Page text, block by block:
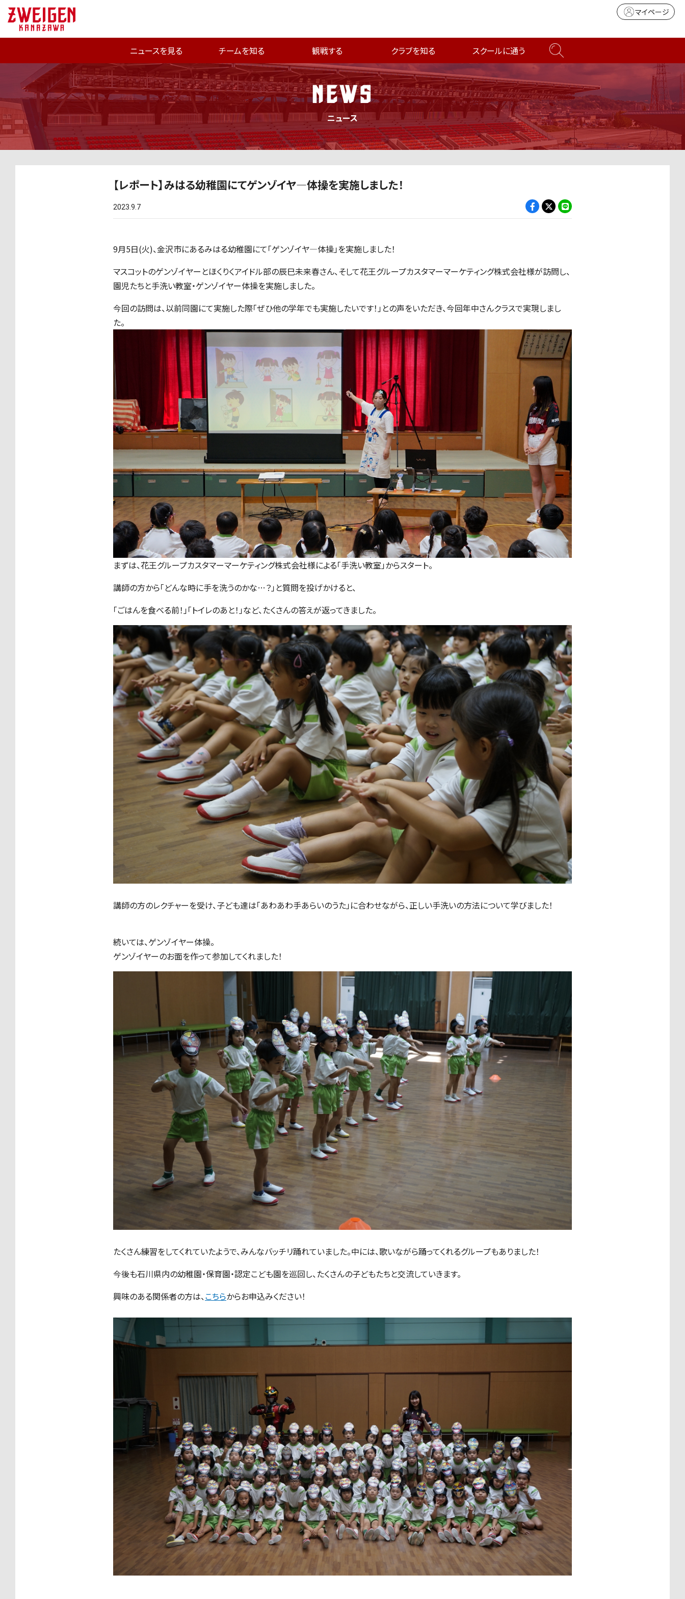
マイページ
ニュースを見る チームを知る 観戦する クラブを知る スクールに通う
NEWS
ニュース
【レポート】みはる幼稚園にてゲンゾイヤ―体操を実施しました！
2023.9.7
9月5日(火)、金沢市にあるみはる幼稚園にて「ゲンゾイヤ―体操」を実施しました！
マスコットのゲンゾイヤーとほくりくアイドル部の辰巳未来春さん、そして花王グループカスタマーマーケティング株式会社様が訪問し、
園児たちと手洗い教室・ゲンゾイヤー体操を実施しました。
今回の訪問は、以前同園にて実施した際「ぜひ他の学年でも実施したいです！」との声をいただき、今回年中さんクラスで実現しまし
た。
まずは、花王グループカスタマーマーケティング株式会社様による「手洗い教室」からスタート。
講師の方から「どんな時に手を洗うのかな…？」と質問を投げかけると、
「ごはんを食べる前！」「トイレのあと！」など、たくさんの答えが返ってきました。
講師の方のレクチャーを受け、子ども達は「あわあわ手あらいのうた」に合わせながら、正しい手洗いの方法について学びました！
続いては、ゲンゾイヤー体操。
ゲンゾイヤーのお面を作って参加してくれました！
たくさん練習をしてくれていたようで、みんなバッチリ踊れていました。中には、歌いながら踊ってくれるグループもありました！
今後も石川県内の幼稚園・保育園・認定こども園を巡回し、たくさんの子どもたちと交流していきます。
興味のある関係者の方は、こちらからお申込みください！